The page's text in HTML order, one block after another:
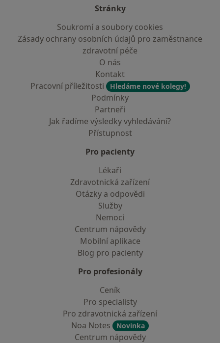
Stránky
Soukromí a soubory cookies
Zásady ochrany osobních údajů pro zaměstnance
zdravotní péče
O nás
Kontakt
Pracovní příležitosti
Hledáme nové kolegy!
Podmínky
Partneři
Jak řadíme výsledky vyhledávání?
Přístupnost
Pro pacienty
Lékaři
Zdravotnická zařízení
Otázky a odpovědi
Služby
Nemoci
Centrum nápovědy
Mobilní aplikace
Blog pro pacienty
Pro profesionály
Ceník
Pro specialisty
Pro zdravotnická zařízení
Noa Notes
Novinka
Centrum nápovědy